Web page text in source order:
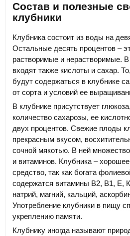
Состав и полезные
клубники
Клубника состоит из воды на
Остальные десять процентов –
растворимые и нерастворимые. В
входят также кислоты и сахар.
будут содержаться в клубнике
от сорта и условий ее
В клубнике присутствует
количество сахарозы, ее
двух процентов. Свежие плоды
прекрасным вкусом,
сочной мякотью. В ней
и витаминов. Клубника –
средство, так как богата
содержатся витамины В2, В1, Е,
натрий, магний, кальций,
Употребление клубники в пищу
укреплению памяти.
Клубнику иногда называют